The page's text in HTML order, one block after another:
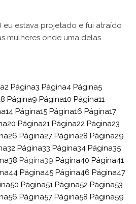
eu estava projetado e fui atraído
mulheres onde uma delas
2 Página3 Página4 Página5
8 Página9 Página10 Página11
14 Página15 Página16 Página17
20 Página21 Página22 Página23
26 Página27 Página28 Página29
32 Página33 Página34 Página35
38 Página39 Página40 Página41
44 Página45 Página46 Página47
50 Página51 Página52 Página53
56 Página57 Página58 Página59